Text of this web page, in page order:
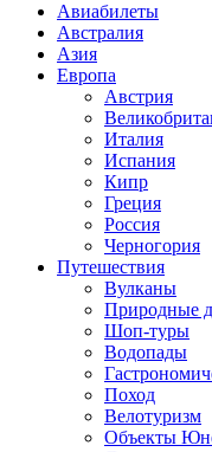
Авиабилеты
Австралия
Азия
Европа
Австрия
Италия
Испания
Кипр
Греция
Россия
Черногория
Путешествия
Вулканы
Природные
Шоп-туры
Водопады
Поход
Велотуризм
Объекты